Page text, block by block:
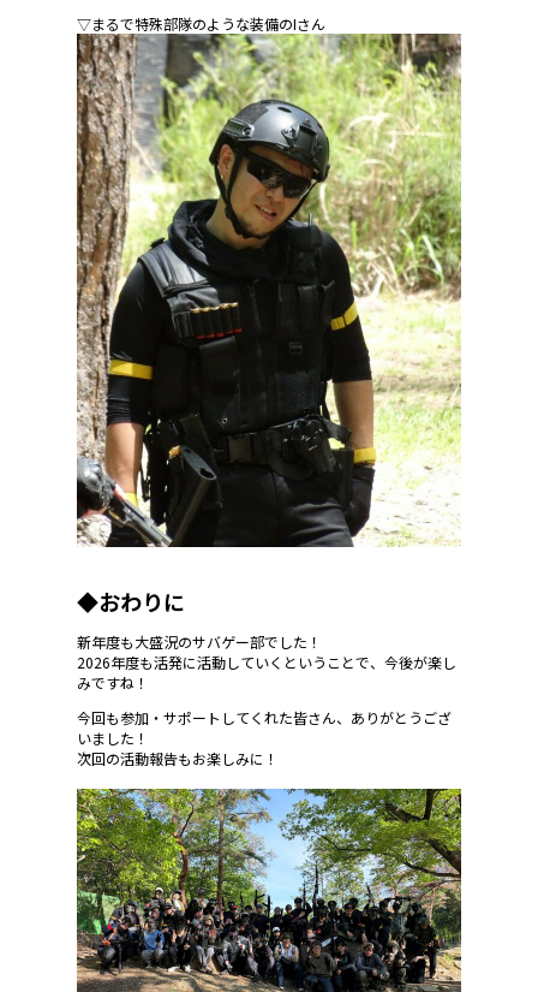
▽まるで特殊部隊のような装備のIさん
◆おわりに
新年度も大盛況のサバゲー部でした！
2026年度も活発に活動していくということで、今後が楽し
みですね！
今回も参加・サポートしてくれた皆さん、ありがとうござ
いました！
次回の活動報告もお楽しみに！